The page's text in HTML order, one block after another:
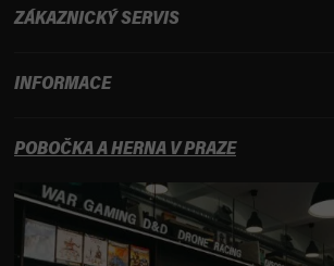
ZÁKAZNICKÝ SERVIS
INFORMACE
POBOČKA A HERNA V PRAZE